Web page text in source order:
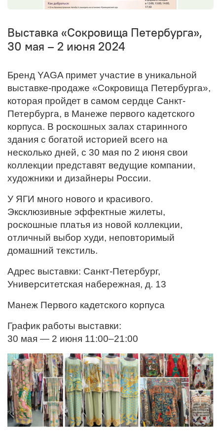
Выставка «Сокровища Петербурга»,
30 мая – 2 июня 2024
Бренд YAGA примет участие в уникальной
выставке-продаже «Сокровища Петербурга»,
которая пройдет в самом сердце Санкт-
Петербурга, в Манеже первого кадетского
корпуса. В роскошных залах старинного
здания с богатой историей всего на
несколько дней, с 30 мая по 2 июня свои
коллекции представят ведущие компании,
художники и дизайнеры России.
У ЯГИ много нового и красивого.
Эксклюзивные эффектные жилеты,
роскошные платья из новой коллекции,
отличный выбор худи, неповторимый
домашний текстиль.
Адрес выставки: Санкт-Петербург,
Университетская набережная, д. 13
Манеж Первого кадетского корпуса
График работы выставки:
30 мая — 2 июня 11:00–21:00